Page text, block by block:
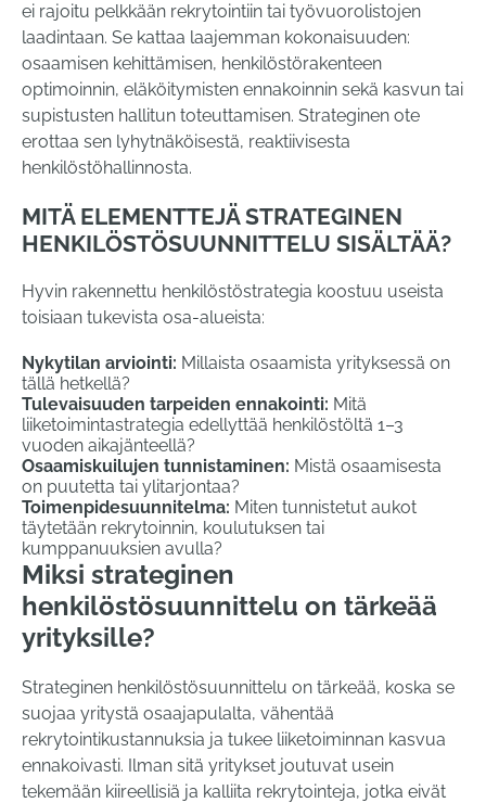
ei rajoitu pelkkään rekrytointiin tai työvuorolistojen
laadintaan. Se kattaa laajemman kokonaisuuden:
osaamisen kehittämisen, henkilöstörakenteen
optimoinnin, eläköitymisten ennakoinnin sekä kasvun tai
supistusten hallitun toteuttamisen. Strateginen ote
erottaa sen lyhytnäköisestä, reaktiivisesta
henkilöstöhallinnosta.
MITÄ ELEMENTTEJÄ STRATEGINEN
HENKILÖSTÖSUUNNITTELU SISÄLTÄÄ?
Hyvin rakennettu henkilöstöstrategia koostuu useista
toisiaan tukevista osa-alueista:
Nykytilan arviointi: Millaista osaamista yrityksessä on
tällä hetkellä?
Tulevaisuuden tarpeiden ennakointi: Mitä
liiketoimintastrategia edellyttää henkilöstöltä 1–3
vuoden aikajänteellä?
Osaamiskuilujen tunnistaminen: Mistä osaamisesta
on puutetta tai ylitarjontaa?
Toimenpidesuunnitelma: Miten tunnistetut aukot
täytetään rekrytoinnin, koulutuksen tai
kumppanuuksien avulla?
Miksi strateginen
henkilöstösuunnittelu on tärkeää
yrityksille?
Strateginen henkilöstösuunnittelu on tärkeää, koska se
suojaa yritystä osaajapulalta, vähentää
rekrytointikustannuksia ja tukee liiketoiminnan kasvua
ennakoivasti. Ilman sitä yritykset joutuvat usein
tekemään kiireellisiä ja kalliita rekrytointeja, jotka eivät